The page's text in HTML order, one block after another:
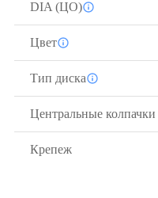
DIA (ЦО)
Цвет
Тип диска
Центральные колпачки
Крепеж